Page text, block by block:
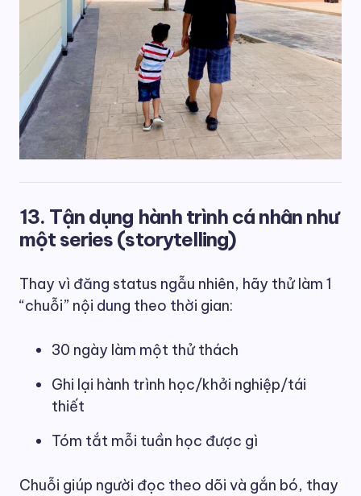
13. Tận dụng hành trình cá nhân như
một series (storytelling)
Thay vì đăng status ngẫu nhiên, hãy thử làm 1
“chuỗi” nội dung theo thời gian:
30 ngày làm một thử thách
Ghi lại hành trình học/khởi nghiệp/tái
thiết
Tóm tắt mỗi tuần học được gì
Chuỗi giúp người đọc theo dõi và gắn bó, thay